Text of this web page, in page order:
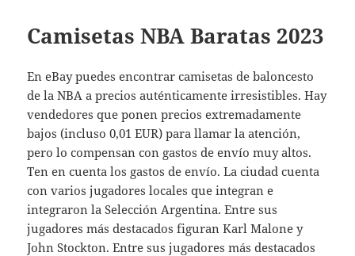
Camisetas NBA Baratas 2023
En eBay puedes encontrar camisetas de baloncesto
de la NBA a precios auténticamente irresistibles. Hay
vendedores que ponen precios extremadamente
bajos (incluso 0,01 EUR) para llamar la atención,
pero lo compensan con gastos de envío muy altos.
Ten en cuenta los gastos de envío. La ciudad cuenta
con varios jugadores locales que integran e
integraron la Selección Argentina. Entre sus
jugadores más destacados figuran Karl Malone y
John Stockton. Entre sus jugadores más destacados